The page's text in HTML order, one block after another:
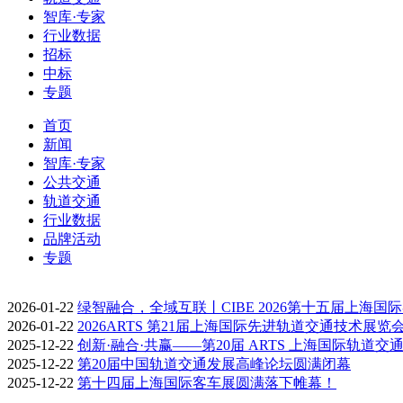
智库·专家
行业数据
招标
中标
专题
首页
新闻
智库·专家
公共交通
轨道交通
行业数据
品牌活动
专题
2026-01-22 绿智融合，全域互联丨CIBE 2026第十五届上海国
2026-01-22 2026ARTS 第21届上海国际先进轨道交通技术展览
2025-12-22 创新·融合·共赢——第20届 ARTS 上海国际轨道交
2025-12-22 第20届中国轨道交通发展高峰论坛圆满闭幕
2025-12-22 第十四届上海国际客车展圆满落下帷幕！